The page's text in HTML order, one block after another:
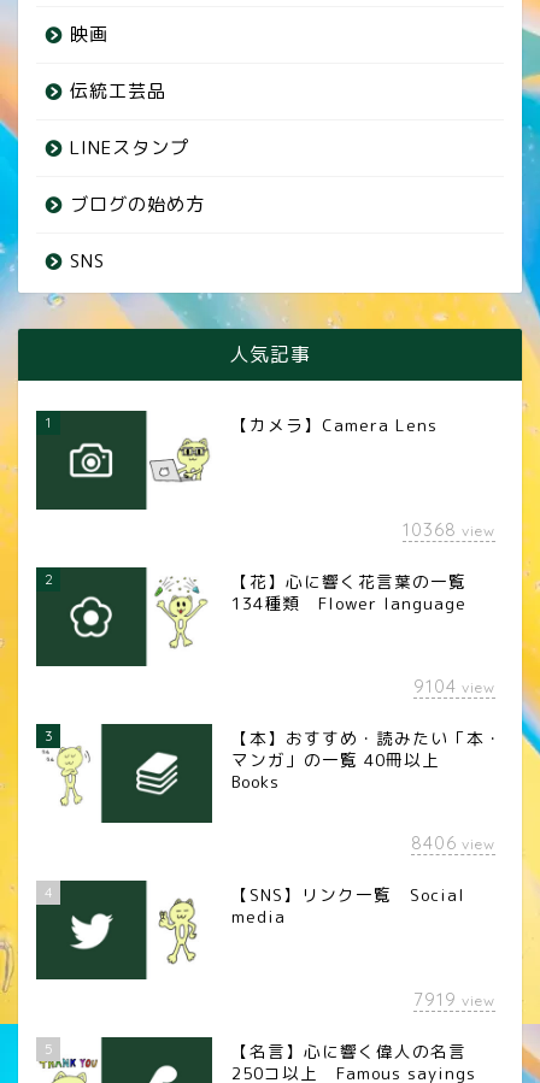
映画
伝統工芸品
LINEスタンプ
ブログの始め方
SNS
人気記事
1 【カメラ】Camera Lens
10368 view
2
【花】心に響く花言葉の一覧
134種類 Flower language
9104 view
3
【本】おすすめ・読みたい「本・
マンガ」の一覧 40冊以上
Books
8406 view
4
【SNS】リンク一覧 Social
media
7919 view
5
【名言】心に響く偉人の名言
250コ以上 Famous sayings